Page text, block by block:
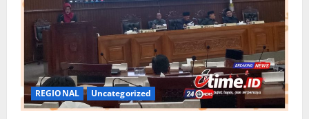
REGIONAL Uncategorized